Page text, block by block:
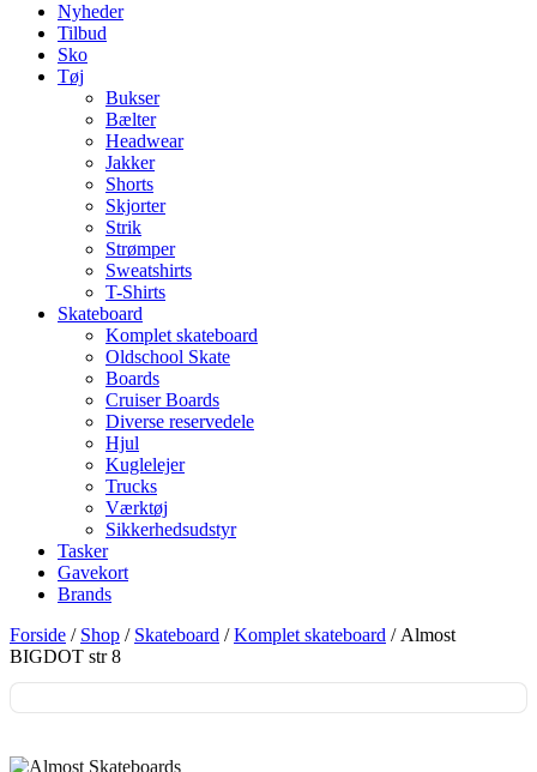
Nyheder
Tilbud
Sko
Tøj
Bukser
Bælter
Headwear
Jakker
Shorts
Skjorter
Strik
Strømper
Sweatshirts
T-Shirts
Skateboard
Komplet skateboard
Oldschool Skate
Boards
Cruiser Boards
Diverse reservedele
Hjul
Kuglelejer
Trucks
Værktøj
Sikkerhedsudstyr
Tasker
Gavekort
Brands
Forside / Shop / Skateboard /Komplet skateboard / Almost
BIGDOT str 8